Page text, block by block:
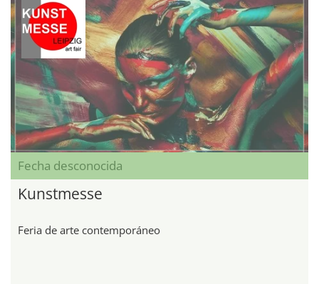
Fecha desconocida
Kunstmesse
Feria de arte contemporáneo